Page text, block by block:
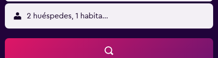
moderno. Todos los días, se sirven varias opciones de
desayuno. Chongqing Carlton Hotel se encuentra a menos
de 35 minutos conduciendo del Aeropuerto Internacional
de Chongqing Jiangbei. El río Jialing, Ciqikou y Chongqing
University of Science and Technology están apenas a un
2 huéspedes, 1 habitación